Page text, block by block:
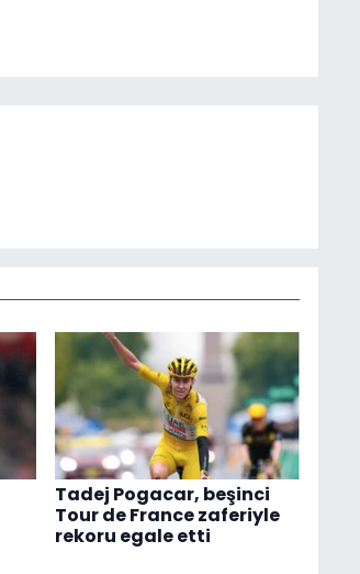
Tadej Pogacar, beşinci
Tour de France zaferiyle
rekoru egale etti